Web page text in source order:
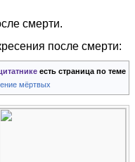
смерти.
после смерти:
есть страница по теме
мёртвых